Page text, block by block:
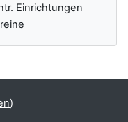
Einrichtungen
)